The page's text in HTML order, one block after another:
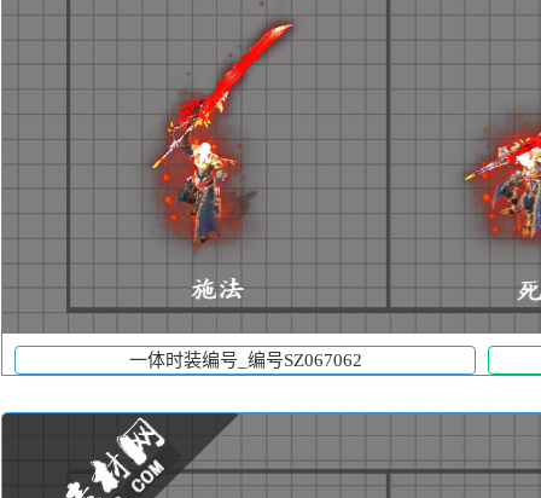
一体时装编号_编号SZ067062